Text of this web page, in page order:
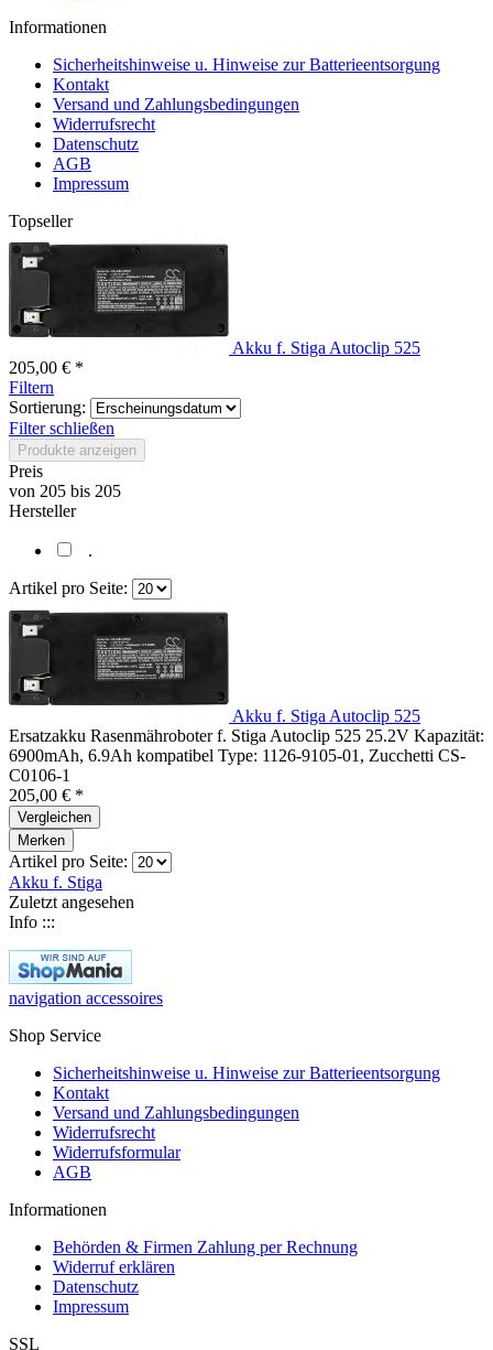
Informationen
Sicherheitshinweise u. Hinweise zur Batterieentsorgung
Kontakt
Versand und Zahlungsbedingungen
Widerrufsrecht
Datenschutz
AGB
Impressum
Topseller
Akku f. Stiga Autoclip 525
205,00 € *
Filtern
Sortierung:
Filter schließen
Produkte anzeigen
Preis
von 205 bis 205
Hersteller
.
Artikel pro Seite:
Akku f. Stiga Autoclip 525
Ersatzakku Rasenmähroboter f. Stiga Autoclip 525 25.2V Kapazität:
6900mAh, 6.9Ah kompatibel Type: 1126-9105-01, Zucchetti CS-
C0106-1
205,00 € *
Vergleichen
Merken
Artikel pro Seite:
Akku f. Stiga
Zuletzt angesehen
Info :::
navigation accessoires
Shop Service
Sicherheitshinweise u. Hinweise zur Batterieentsorgung
Kontakt
Versand und Zahlungsbedingungen
Widerrufsrecht
Widerrufsformular
AGB
Informationen
Behörden & Firmen Zahlung per Rechnung
Widerruf erklären
Datenschutz
Impressum
SSL